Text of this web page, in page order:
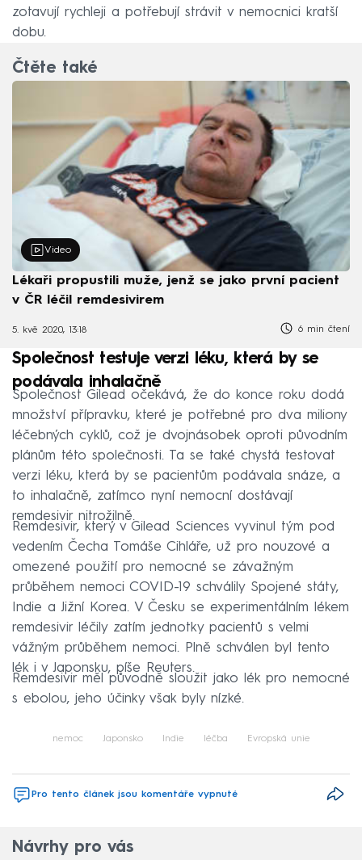
zotavují rychleji a potřebují strávit v nemocnici kratší
dobu.
Čtěte také
Video
Lékaři propustili muže, jenž se jako první pacient
v ČR léčil remdesivirem
5. kvě 2020, 13:18 6 min čtení
Společnost testuje verzi léku, která by se
podávala inhalačně
Společnost Gilead očekává, že do konce roku dodá
množství přípravku, které je potřebné pro dva miliony
léčebných cyklů, což je dvojnásobek oproti původním
plánům této společnosti. Ta se také chystá testovat
verzi léku, která by se pacientům podávala snáze, a
to inhalačně, zatímco nyní nemocní dostávají
remdesivir nitrožilně.
Remdesivir, který v Gilead Sciences vyvinul tým pod
vedením Čecha Tomáše Cihláře, už pro nouzové a
omezené použití pro nemocné se závažným
průběhem nemoci COVID-19 schválily Spojené státy,
Indie a Jižní Korea. V Česku se experimentálním lékem
remdesivir léčily zatím jednotky pacientů s velmi
vážným průběhem nemoci. Plně schválen byl tento
lék i v Japonsku, píše Reuters.
Remdesivir měl původně sloužit jako lék pro nemocné
s ebolou, jeho účinky však byly nízké.
nemoc Japonsko Indie léčba Evropská unie
Pro tento článek jsou komentáře vypnuté
Návrhy pro vás